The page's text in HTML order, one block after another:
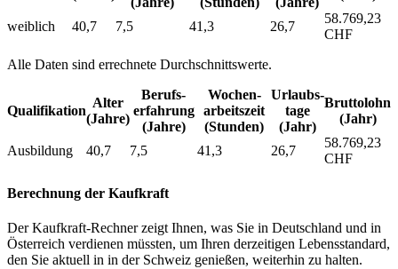
weiblich 40,7 7,5 41,3 26,7
58.769,23
CHF
Alle Daten sind errechnete Durchschnittswerte.
Qualifikation
Alter
(Jahre)
Berufs­
erfahrung
(Jahre)
Wochen­
arbeitszeit
(Stunden)
Urlaubs­
tage
(Jahr)
Bruttolohn
(Jahr)
Ausbildung 40,7 7,5 41,3 26,7
58.769,23
CHF
Berechnung der Kaufkraft
Der Kaufkraft-Rechner zeigt Ihnen, was Sie in Deutschland und in
Österreich verdienen müssten, um Ihren derzeitigen Lebensstandard,
den Sie aktuell in in der Schweiz genießen, weiterhin zu halten.